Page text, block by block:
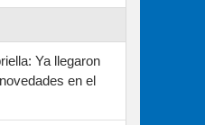
Ya llegaron
en el